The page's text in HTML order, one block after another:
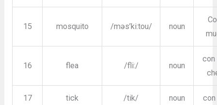
15 mosquito /məs’ki:tou/ noun
16 flea /fli:/ noun
con
17 tick /tik/ noun con